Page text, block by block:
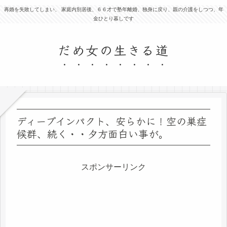
再婚を失敗してしまい、 家庭内別居後、６６才で塾年離婚、独身に戻り、親の介護をしつつ、年
金ひとり暮しです
だめ女の生きる道
ディープインパクト、安らかに！空の巣症
候群、続く・・夕方面白い事が。
スポンサーリンク